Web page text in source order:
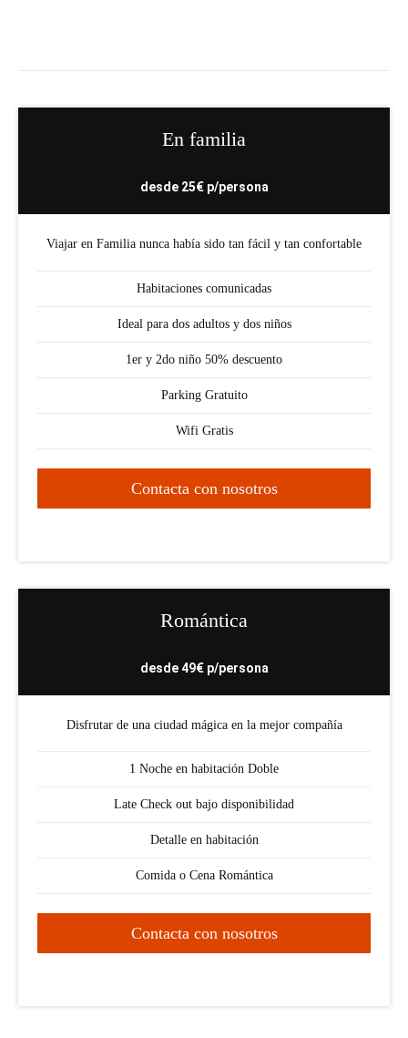
En familia
desde 25€ p/persona
Viajar en Familia nunca había sido tan fácil y tan confortable
Habitaciones comunicadas
Ideal para dos adultos y dos niños
1er y 2do niño 50% descuento
Parking Gratuito
Wifi Gratis
Contacta con nosotros
Romántica
desde 49€ p/persona
Disfrutar de una ciudad mágica en la mejor compañía
1 Noche en habitación Doble
Late Check out bajo disponibilidad
Detalle en habitación
Comida o Cena Romántica
Contacta con nosotros